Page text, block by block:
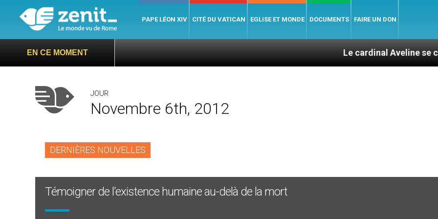
PAPE LÉON XIV CITÉ DU VATICAN EGLISE ET MONDE DOCUMENTS FAIRE UN DON
EN CE MOMENT Le cardinal Aveline se confie :
JOUR
Novembre 6th, 2012
DERNIÈRES NOUVELLES
Témoigner de l'existence humaine au-delà de la mort